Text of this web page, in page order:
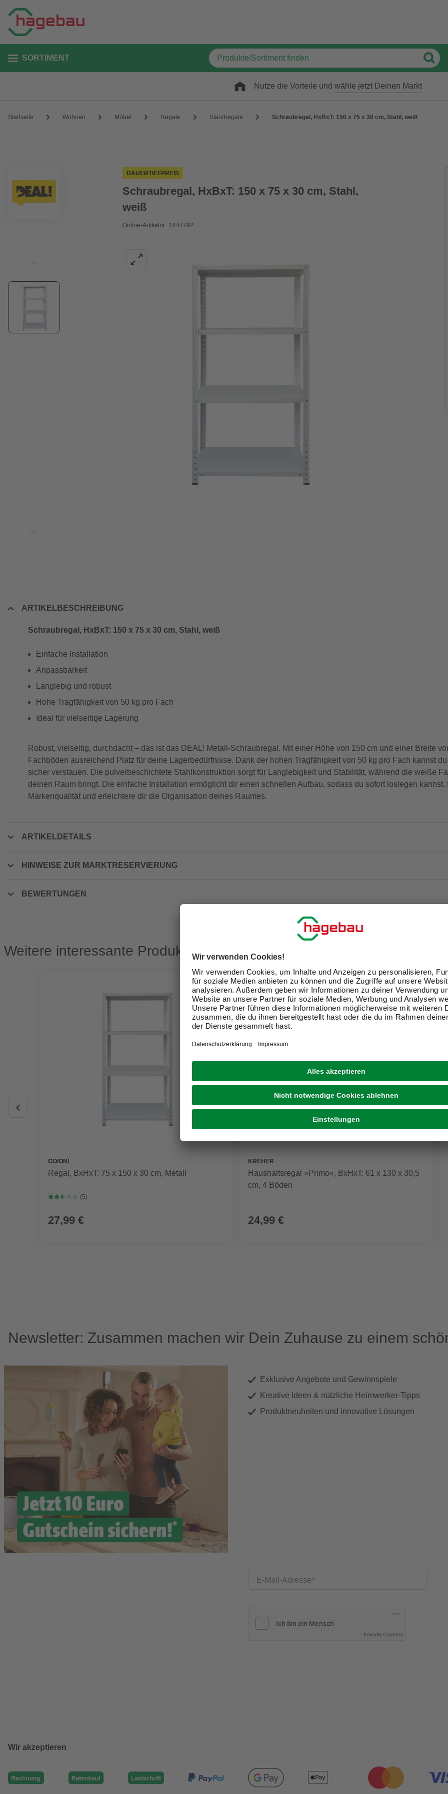
SORTIMENT
Nutze die Vorteile und wähle jetzt Deinen Markt
Startseite Wohnen Möbel Regale Standregale Schraubregal, HxBxT: 150 x 75 x 30 cm, Stahl, weiß
DAUERTIEFPREIS
Schraubregal, HxBxT: 150 x 75 x 30 cm, Stahl,
weiß
Online-Artikelnr.: 1447792
ARTIKELBESCHREIBUNG
Schraubregal, HxBxT: 150 x 75 x 30 cm, Stahl, weiß
Einfache Installation
Anpassbarkeit
Langlebig und robust
Hohe Tragfähigkeit von 50 kg pro Fach
Ideal für vielseitige Lagerung
Robust, vielseitig, durchdacht – das ist das DEAL! Metall-Schraubregal. Mit einer Höhe von 150 cm und einer Breite
Fachböden ausreichend Platz für deine Lagerbedürfnisse. Dank der hohen Tragfähigkeit von 50 kg pro Fach kannst
sicher verstauen. Die pulverbeschichtete Stahlkonstruktion sorgt für Langlebigkeit und Stabilität, während die weiße
deinen Raum bringt. Die einfache Installation ermöglicht dir einen schnellen Aufbau, sodass du sofort loslegen kannst.
Markenqualität und erleichtere dir die Organisation deines Raumes.
ARTIKELDETAILS
HINWEISE ZUR MARKTRESERVIERUNG
BEWERTUNGEN
Weitere interessante Produkte
GO/ON!
Regal, BxHxT: 75 x 150 x 30 cm, Metall
(5)
27,99 €
KREHER
Haushaltsregal »Primo«, BxHxT: 61 x 130 x 30,5
cm, 4 Böden
24,99 €
Newsletter: Zusammen machen wir Dein Zuhause zu einem
Exklusive Angebote und Gewinnspiele
Kreative Ideen & nützliche Heimwerker-Tipps
Produktneuheiten und innovative Lösungen
E-Mail-Adresse
Friendly Captcha
Wir akzeptieren